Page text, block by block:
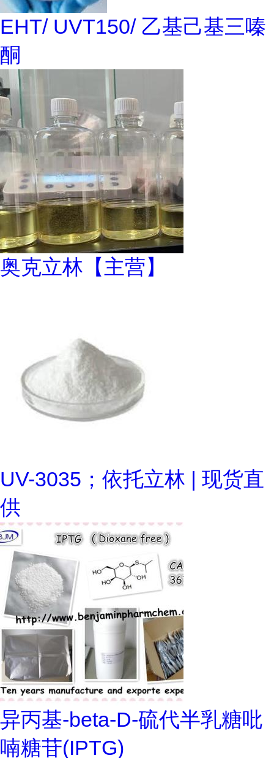
EHT/ UVT150/ 乙基己基三嗪
酮
奥克立林【主营】
UV-3035；依托立林 | 现货直
供
异丙基-beta-D-硫代半乳糖吡
喃糖苷(IPTG)